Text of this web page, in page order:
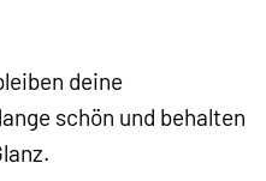
deine
schön und behalten